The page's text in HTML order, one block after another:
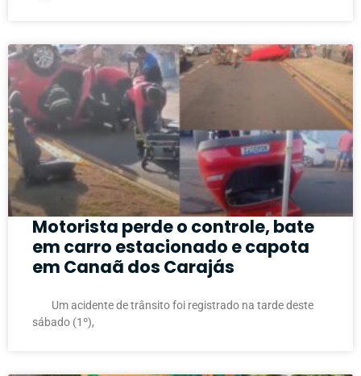
Motorista perde o controle, bate
em carro estacionado e capota
em Canaã dos Carajás
Um acidente de trânsito foi registrado na tarde deste
sábado (1º),